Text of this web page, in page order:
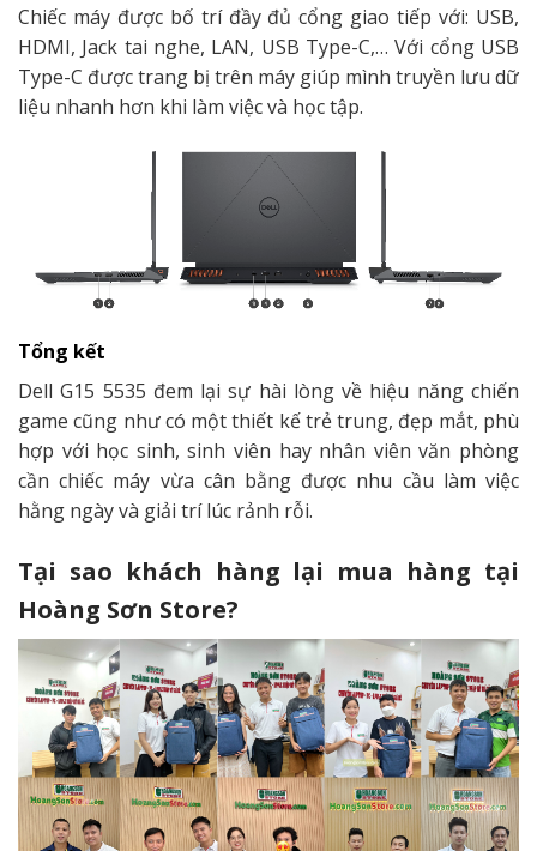
Chiếc máy được bố trí đầy đủ cổng giao tiếp với: USB,
HDMI, Jack tai nghe, LAN, USB Type-C,… Với cổng USB
Type-C được trang bị trên máy giúp mình truyền lưu dữ
liệu nhanh hơn khi làm việc và học tập.
Tổng kết
Dell G15 5535 đem lại sự hài lòng về hiệu năng chiến
game cũng như có một thiết kế trẻ trung, đẹp mắt, phù
hợp với học sinh, sinh viên hay nhân viên văn phòng
cần chiếc máy vừa cân bằng được nhu cầu làm việc
hằng ngày và giải trí lúc rảnh rỗi.
Tại sao khách hàng lại mua hàng tại
Hoàng Sơn Store?